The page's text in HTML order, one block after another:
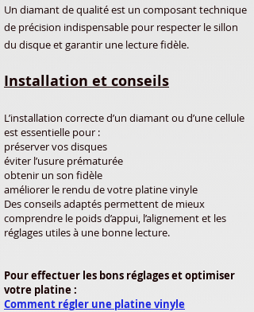
Un diamant de qualité est un composant technique
de précision indispensable pour respecter le sillon
du disque et garantir une lecture fidèle.
Installation et conseils
L’installation correcte d’un diamant ou d’une cellule
est essentielle pour :
préserver vos disques
éviter l’usure prématurée
obtenir un son fidèle
améliorer le rendu de votre platine vinyle
Des conseils adaptés permettent de mieux
comprendre le poids d’appui, l’alignement et les
réglages utiles à une bonne lecture.
Pour effectuer les bons réglages et optimiser
votre platine :
Comment régler une platine vinyle